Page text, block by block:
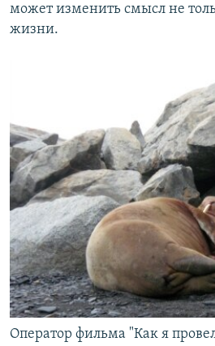
может изменить смысл не
жизни.
Оператор фильма "Как я